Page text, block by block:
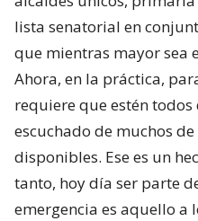
lista senatorial en
que mientras mayor sea
Ahora, en la práctica,
requiere que estén
escuchado de muchos
disponibles. Ese es un
tanto, hoy día ser parte
emergencia es aquello a